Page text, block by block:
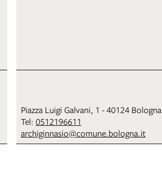
Piazza Luigi Galvani, 1 - 40124 Bologna
Tel: 0512196611
archiginnasio@comune.bologna.it